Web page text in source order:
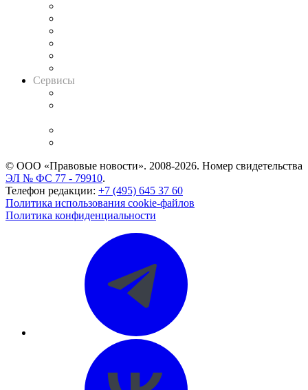
Сервисы
© ООО «Правовые новости». 2008-2026. Номер свидетельства
ЭЛ № ФС 77 - 79910.
Телефон редакции: +7 (495) 645 37 60
Политика использования cookie-файлов
Политика конфиденциальности